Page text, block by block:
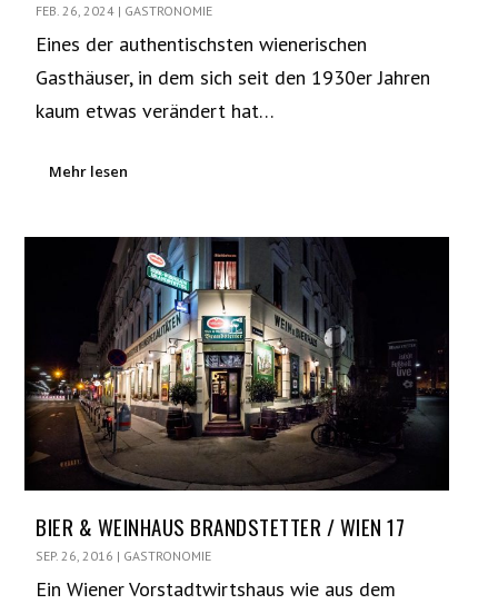
FEB. 26, 2024 | GASTRONOMIE
Eines der authentischsten wienerischen
Gasthäuser, in dem sich seit den 1930er Jahren
kaum etwas verändert hat…
Mehr lesen
BIER & WEINHAUS BRANDSTETTER / WIEN 17
SEP. 26, 2016 | GASTRONOMIE
Ein Wiener Vorstadtwirtshaus wie aus dem